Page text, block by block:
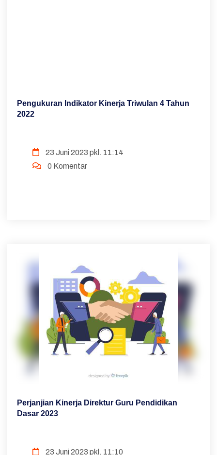
Pengukuran Indikator Kinerja Triwulan 4 Tahun
2022
23 Juni 2023 pkl. 11:14
0 Komentar
Perjanjian Kinerja Direktur Guru Pendidikan
Dasar 2023
23 Juni 2023 pkl. 11:10